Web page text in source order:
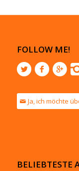
FOLLOW ME!
Ja, ich möchte
BELIEBTESTE